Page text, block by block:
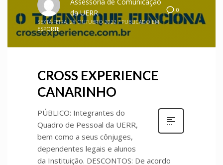
0
da UERR
SEXTA-FEIRA, 28 OUTUBRO 2022 / PUBLICADO EM
ESPORTE
CROSS EXPERIENCE
CANARINHO
PÚBLICO: Integrantes do
Quadro de Pessoal da UERR,
bem como a seus cônjuges,
dependentes legais e alunos
da Instituição. DESCONTOS: De acordo